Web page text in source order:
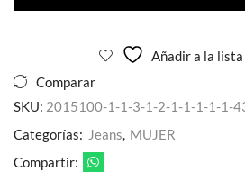
Plata
Añadir a la lista
Comparar
SKU: 2015100-1-1-3-1-2-1-1-1-1-1-
Categorías: Jeans, MUJER
Compartir: